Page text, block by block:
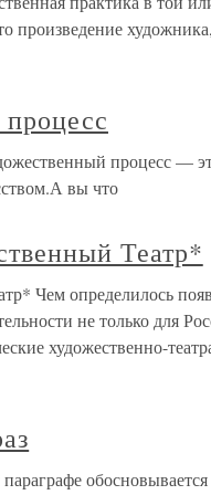
произведение
процесс —
вы что
Театр*
Чем определилось
не только для
художественно-